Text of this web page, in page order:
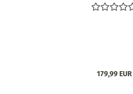
179,99 EUR